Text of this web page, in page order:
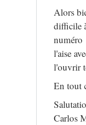
Alors
difficile
numéro
l'aise
l'ouvrir
En tout
Carlos